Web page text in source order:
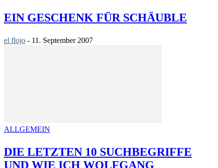
EIN GESCHENK FÜR SCHÄUBLE
el flojo - 11. September 2007
ALLGEMEIN
DIE LETZTEN 10 SUCHBEGRIFFE
UND WIE ICH WOLFGANG